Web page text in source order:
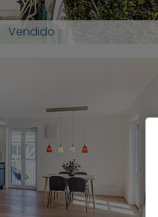
Vendido